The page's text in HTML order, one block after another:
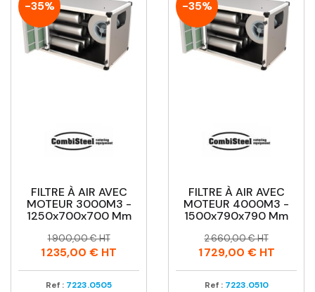
-35%
FILTRE À AIR AVEC
MOTEUR 3000M3 -
1250x700x700 Mm
Prix
Prix
habituel
1 900,00 € HT
1 235,00 € HT
Ref : 7223.0505
-35%
FILTRE À AIR AVEC
MOTEUR 4000M3 -
1500x790x790 Mm
Prix
Prix
habituel
2 660,00 € HT
1 729,00 €HT
Ref : 7223.0510